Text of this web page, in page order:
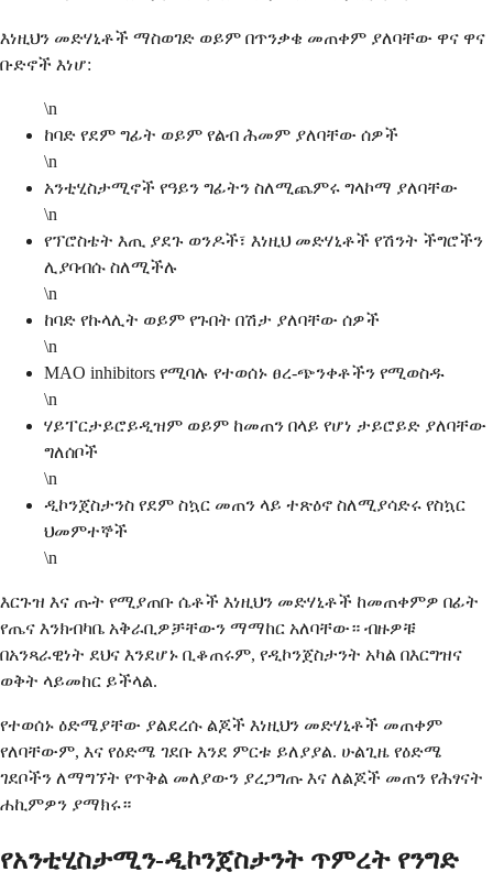
እነዚህን መድሃኒቶች ማስወገድ ወይም በጥንቃቄ መጠቀም ያለባቸው ዋና ዋና
ቡድኖች እነሆ:
\n
ከባድ የደም ግፊት ወይም የልብ ሕመም ያለባቸው ሰዎች
\n
አንቲሂስታሚኖች የዓይን ግፊትን ስለሚጨምሩ ግላኮማ ያለባቸው
\n
የፕሮስቴት እጢ ያደጉ ወንዶች፣ እነዚህ መድሃኒቶች የሽንት ችግሮችን
ሊያባብሱ ስለሚችሉ
\n
ከባድ የኩላሊት ወይም የጉበት በሽታ ያለባቸው ሰዎች
\n
MAO inhibitors የሚባሉ የተወሰኑ ፀረ-ጭንቀቶችን የሚወስዱ
\n
ሃይፐርታይሮይዲዝም ወይም ከመጠን በላይ የሆነ ታይሮይድ ያለባቸው
ግለሰቦች
\n
ዲኮንጀስታንስ የደም ስኳር መጠን ላይ ተጽዕኖ ስለሚያሳድሩ የስኳር
ህመምተኞች
\n
እርጉዝ እና ጡት የሚያጠቡ ሴቶች እነዚህን መድሃኒቶች ከመጠቀምዎ በፊት
የጤና እንክብካቤ አቅራቢዎቻቸውን ማማከር አለባቸው። ብዙዎቹ
በአንጻራዊነት ደህና እንደሆኑ ቢቆጠሩም, የዲኮንጀስታንት አካል በእርግዝና
ወቅት ላይመከር ይችላል.
የተወሰኑ ዕድሜያቸው ያልደረሱ ልጆች እነዚህን መድሃኒቶች መጠቀም
የለባቸውም, እና የዕድሜ ገደቡ እንደ ምርቱ ይለያያል. ሁልጊዜ የዕድሜ
ገደቦችን ለማግኘት የጥቅል መለያውን ያረጋግጡ እና ለልጆች መጠን የሕፃናት
ሐኪምዎን ያማክሩ።
የአንቲሂስታሚን-ዲኮንጀስታንት ጥምረት የንግድ